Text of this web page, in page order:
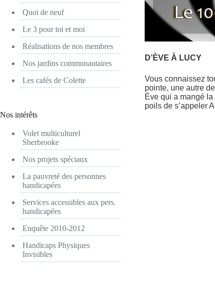
D’ÈVE À LUCY
Vous connaissez
pointe, une autre
Ève qui a mangé
poils de s’appeler
Quoi de neuf
Le 3 pour toi et moi
Réalisations de nos membres
Nos jardins communautaires
Les cafés de Colette
Nos intérêts
Volet multiculturel
Sherbrooke
Nos projets spéciaux
La pauvreté des personnes
handicapées
Services accessibles aux pers.
handicapées
Enquête 2010-2012
Handicaps Physiques
Invisibles